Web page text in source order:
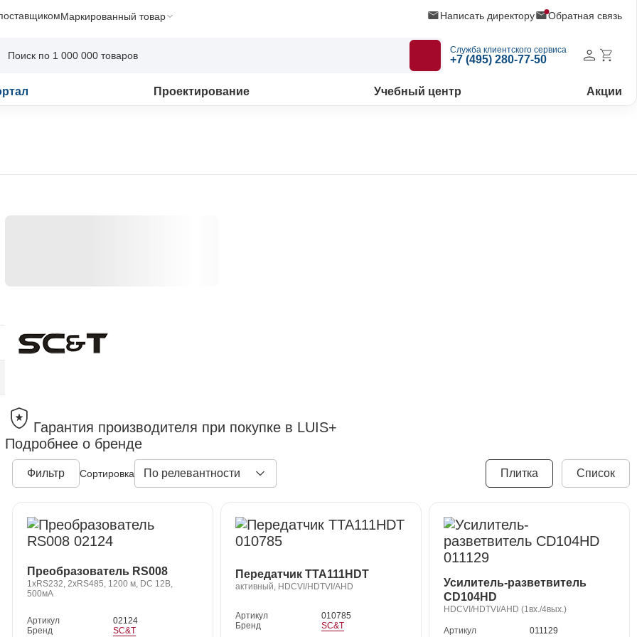
Маркированный товар Написать директору Обратная связь
Служба клиентского сервиса
+7 (495) 280-77-50
Проектирование Учебный центр Акции
Гарантия производителя при покупке в LUIS+
Подробнее о бренде
Фильтр Сортировка По релевантности Плитка Список
Преобразователь RS008
1хRS232, 2хRS485, 1200 м, DC 12В,
500мА
Артикул
02124
Бренд
SC&T
Передатчик TTA111HDT
активный, HDCVI/HDTVI/AHD
Артикул
010785
Бренд
SC&T
Усилитель-разветвитель
CD104HD
HDCVI/HDTVI/AHD (1вх./4вых.)
Артикул
011129